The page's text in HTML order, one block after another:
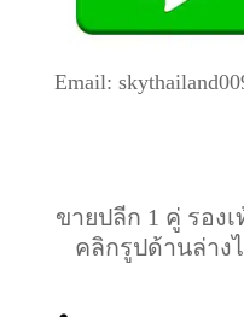
Email:
ขายปลีก 1 คู่ รอง
คลิกรูปด้านล่าง